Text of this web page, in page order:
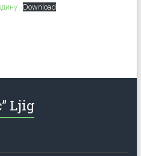
Download
Ljig